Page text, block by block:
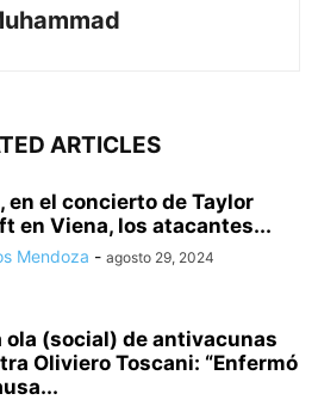
ARTICLES
en el concierto de Taylor
en Viena, los atacantes...
Mendoza - agosto 29, 2024
ola (social) de antivacunas
Oliviero Toscani: “Enfermó